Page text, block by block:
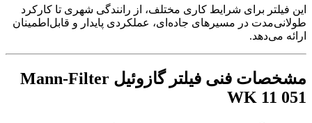
این فیلتر برای شرایط کاری مختلف، از رانندگی شهری تا کارکرد
طولانی‌مدت در مسیرهای جاده‌ای، عملکردی پایدار و قابل‌اطمینان
ارائه می‌دهد.
مشخصات فنی فیلتر گازوئیل Mann-Filter
WK 11 051